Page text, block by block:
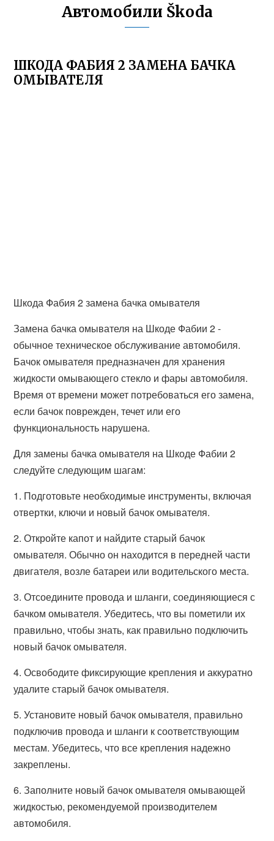
Автомобили Škoda
ШКОДА ФАБИЯ 2 ЗАМЕНА БАЧКА
ОМЫВАТЕЛЯ
Шкода Фабия 2 замена бачка омывателя
Замена бачка омывателя на Шкоде Фабии 2 -
обычное техническое обслуживание автомобиля.
Бачок омывателя предназначен для хранения
жидкости омывающего стекло и фары автомобиля.
Время от времени может потребоваться его замена,
если бачок поврежден, течет или его
функциональность нарушена.
Для замены бачка омывателя на Шкоде Фабии 2
следуйте следующим шагам:
1. Подготовьте необходимые инструменты, включая
отвертки, ключи и новый бачок омывателя.
2. Откройте капот и найдите старый бачок
омывателя. Обычно он находится в передней части
двигателя, возле батареи или водительского места.
3. Отсоедините провода и шланги, соединяющиеся с
бачком омывателя. Убедитесь, что вы пометили их
правильно, чтобы знать, как правильно подключить
новый бачок омывателя.
4. Освободите фиксирующие крепления и аккуратно
удалите старый бачок омывателя.
5. Установите новый бачок омывателя, правильно
подключив провода и шланги к соответствующим
местам. Убедитесь, что все крепления надежно
закреплены.
6. Заполните новый бачок омывателя омывающей
жидкостью, рекомендуемой производителем
автомобиля.